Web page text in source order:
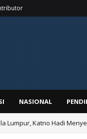
NASIONAL
Lumpur, Katno Hadi